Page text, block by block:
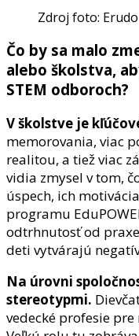
Zdroj foto: Erudo
Čo by sa malo
alebo školstva,
STEM odboroch?
V školstve je
memorovania, viac
realitou, a tiež viac
vidia zmysel v tom,
úspech, ich
programu
odtrhnutosť od
deti vytvárajú
Na úrovni
stereotypmi.
vedecké profesie